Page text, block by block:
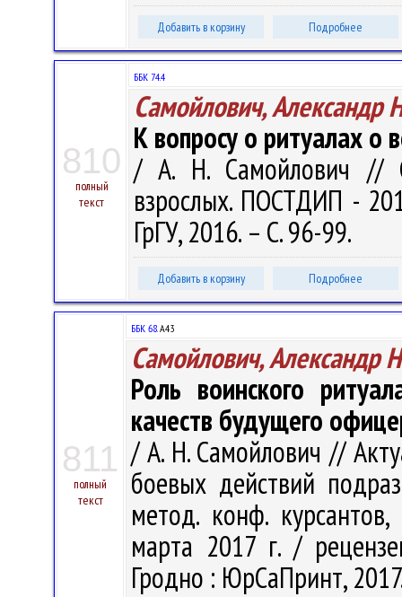
Добавить в корзину Подробнее
810
полный
текст
ББК 74.4
Самойлович, Александр
К вопросу о ритуалах о
/ А. Н. Самойлович //
взрослых. ПОСТДИП -
ГрГУ, 2016. – С. 96-99.
Добавить в корзину Подробнее
811
полный
текст
ББК 68.А43
Самойлович, Александр
Роль воинского
качеств будущего
/ А. Н. Самойлович //
боевых действий
метод. конф.
марта 2017 г. /
Гродно : ЮрСаПринт,